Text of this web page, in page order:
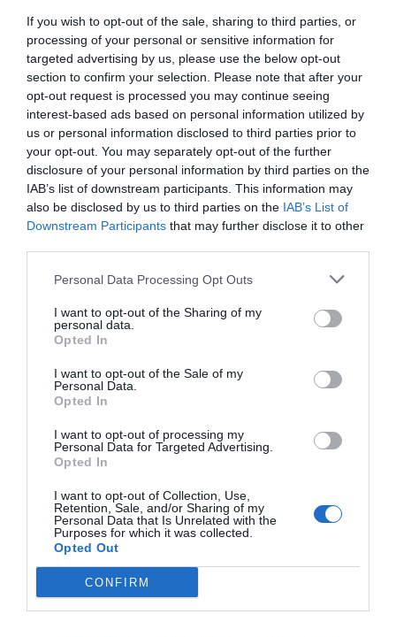
If you wish to opt-out of the sale, sharing to third parties, or
processing of your personal or sensitive information for
targeted advertising by us, please use the below opt-out
section to confirm your selection. Please note that after your
opt-out request is processed you may continue seeing
interest-based ads based on personal information utilized by
us or personal information disclosed to third parties prior to
your opt-out. You may separately opt-out of the further
disclosure of your personal information by third parties on the
IAB’s list of downstream participants. This information may
also be disclosed by us to third parties on the IAB’s List of
Downstream Participants that may further disclose it to other
Personal Data Processing Opt Outs
I want to opt-out of the Sharing of my
personal data.
Opted In
I want to opt-out of the Sale of my
Personal Data.
Opted In
I want to opt-out of processing my
Personal Data for Targeted Advertising.
Opted In
I want to opt-out of Collection, Use,
Retention, Sale, and/or Sharing of my
Personal Data that Is Unrelated with the
Purposes for which it was collected.
Opted Out
CONFIRM
Rey!
José Vicente Martínez 07/08/26 08:41
OPINIÓN
No toda crítica a un obispo supone una falta
de respeto
Telefónica. Situación límite: bronca en Reino
Unido, el riesgo de deuda en el alero... y
Enrique Goñi reivindica la Presidencia
Eulogio López 06/08/26 16:47
Marcelo Gullo: “El trabajo de desmitificar la
historia, de poner la verdadera, de
desmontar la falsificación, es un trabajo
cristiano"
Artículos anteriores
DIARIO DE LA CORRUPCIÓN SANCHISTA
Diario de la corrupción sanchista. La
Audiencia Nacional prorroga seis meses la
investigación del caso Koldo, ante el
ingente material incautado por la UCO